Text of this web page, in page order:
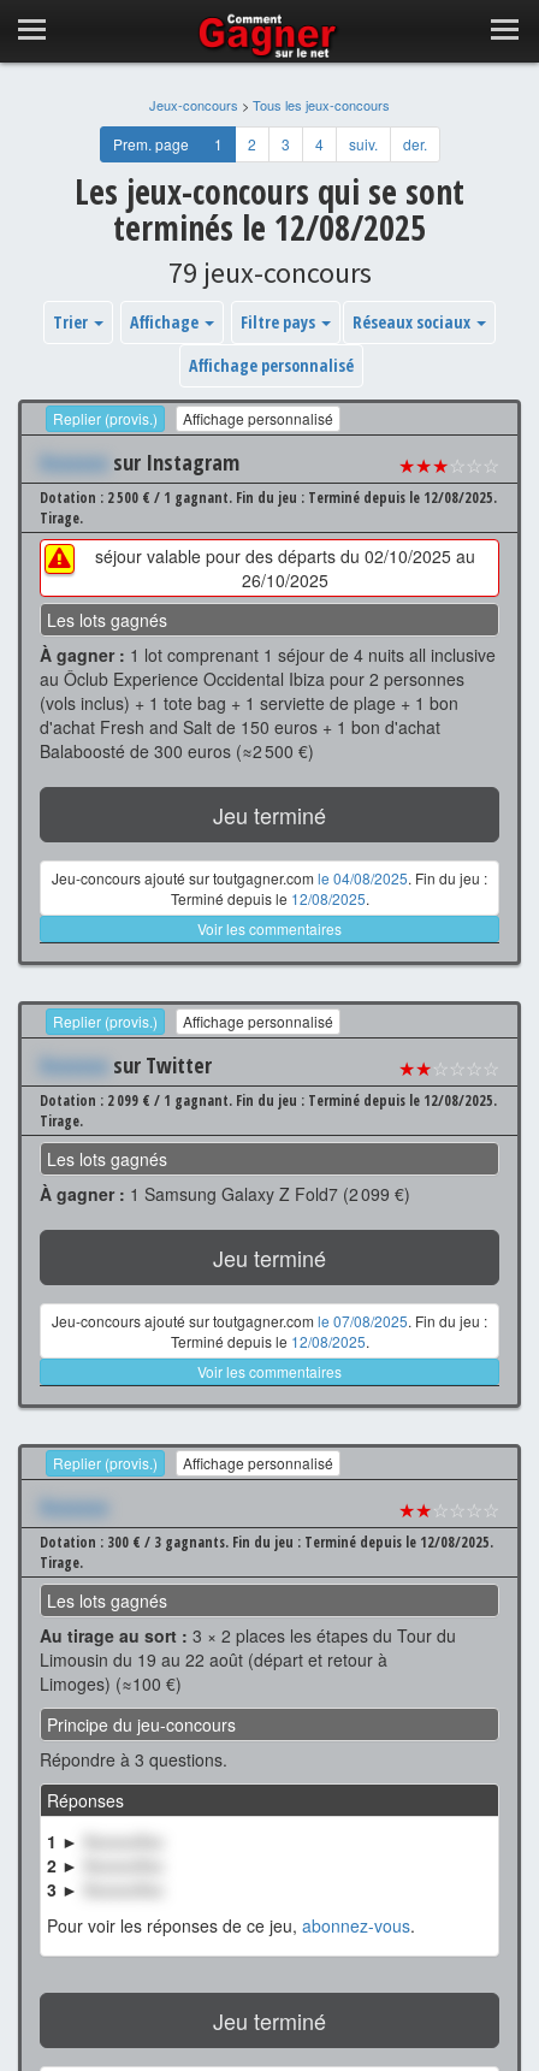
Jeux-concours > Tous les jeux-concours
Prem. page 1 2 3 4 suiv. der.
Les jeux-concours qui se sont
terminés le 12/08/2025
79 jeux-concours
Trier Affichage Filtre pays
Réseaux sociaux
Affichage personnalisé
Replier (provis.) Affichage personnalisé
Xxxxxxx sur Instagram ★★★☆☆☆
Dotation : 2 500 € / 1 gagnant. Fin du jeu : Terminé depuis le 12/08/2025.
Tirage.
séjour valable pour des départs du 02/10/2025 au
26/10/2025
Les lots gagnés
À gagner : 1 lot comprenant 1 séjour de 4 nuits all inclusive
au Ôclub Experience Occidental Ibiza pour 2 personnes
(vols inclus) + 1 tote bag + 1 serviette de plage + 1 bon
d'achat Fresh and Salt de 150 euros + 1 bon d'achat
Balaboosté de 300 euros (≈2 500 €)
Jeu terminé
Jeu-concours ajouté sur toutgagner.com le 04/08/2025. Fin du jeu :
Terminé depuis le 12/08/2025.
Voir les commentaires
Replier (provis.) Affichage personnalisé
Xxxxxxx sur Twitter ★★☆☆☆☆
Dotation : 2 099 € / 1 gagnant. Fin du jeu : Terminé depuis le 12/08/2025.
Tirage.
Les lots gagnés
À gagner : 1 Samsung Galaxy Z Fold7 (2 099 €)
Jeu terminé
Jeu-concours ajouté sur toutgagner.com le 07/08/2025. Fin du jeu :
Terminé depuis le 12/08/2025.
Voir les commentaires
Replier (provis.) Affichage personnalisé
Xxxxxxx ★★☆☆☆☆
Dotation : 300 € / 3 gagnants. Fin du jeu : Terminé depuis le 12/08/2025.
Tirage.
Les lots gagnés
Au tirage au sort : 3 × 2 places les étapes du Tour du
Limousin du 19 au 22 août (départ et retour à
Limoges) (≈100 €)
Principe du jeu-concours
Répondre à 3 questions.
Réponses
1 ►
XxxxxxXxx
2 ►
3 ►
Pour voir les réponses de ce jeu, abonnez-vous.
Jeu terminé